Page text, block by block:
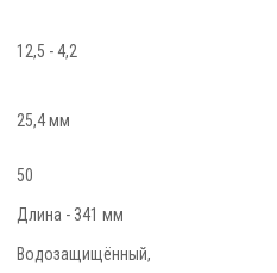
12,5 - 4,2
25,4 мм
50
Длина - 341 мм
Водозащищённый,